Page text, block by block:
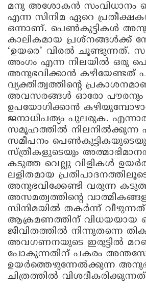
മനു അശോകന്‍ സംവിധാനം
എന്ന സിനിമ ഏറെ
ഒന്നാണ്. പെണ്‍കുട്ടികള്‍
കാലികമായ പ്രശ്നങ്ങള്‍ക്ക്
‘ഉയരെ’ വിരല്‍ ചൂണ്ടുന്നത്.
അംഗം എന്ന നിലയില്‍ ഒരു
അനുഭവിക്കാന്‍ കഴിയേണ്ടത്
വ്യക്തിത്വത്തിന്റെ
അവസരങ്ങള്‍ ഓരോ പൗരനും
ഉപയോഗിക്കാന്‍
ജനാധിപത്യം പുലരുക.
സമൂഹത്തില്‍ നിലനില്‍ക്കുന്ന
സമീപനം
സ്ത്രീകളുടെയും
കടുത്ത വെല്ലു വിളികള്‍
ലളിതമായ
അനുഭവിക്കേണ്ടി വരുന്ന
അസമത്വത്തിന്റെ
സിനിമയില്‍ തകര്‍ന്ന്
ആക്രമണത്തിന് വിധയയായ
ജീവിതത്തില്‍ നിന്നുതന്നെ
അവഗണനയുടെ ഇരുട്ടില്‍
പോകുന്നതിന് പകരം
ഉയര്‍ത്തെഴുന്നേല്‍ക്കുന്ന
ചിത്രത്തില്‍